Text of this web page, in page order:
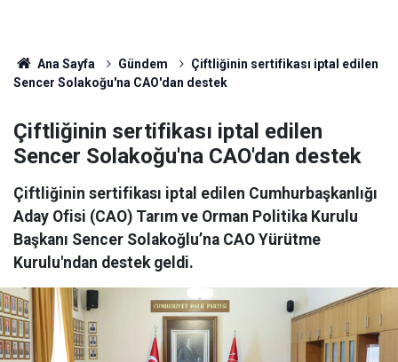
Ana Sayfa Gündem
Çiftliğinin sertifikası iptal edilen
Sencer Solakoğu'na CAO'dan destek
Çiftliğinin sertifikası iptal edilen
Sencer Solakoğu'na CAO'dan destek
Çiftliğinin sertifikası iptal edilen Cumhurbaşkanlığı
Aday Ofisi (CAO) Tarım ve Orman Politika Kurulu
Başkanı Sencer Solakoğlu’na CAO Yürütme
Kurulu'ndan destek geldi.